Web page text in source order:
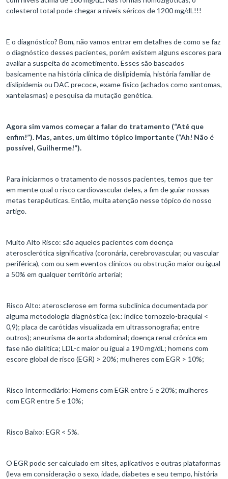
colesterol total pode chegar a níveis séricos de 1200 mg/dL!!!
E o diagnóstico? Bom, não vamos entrar em detalhes de como se faz
o diagnóstico desses pacientes, porém existem alguns escores para
avaliar a suspeita do acometimento. Esses são baseados
basicamente na história clínica de dislipidemia, história familiar de
dislipidemia ou DAC precoce, exame físico (achados como xantomas,
xantelasmas) e pesquisa da mutação genética.
Agora sim vamos começar a falar do tratamento (“Até que
enfim!”). Mas, antes, um último tópico importante (“Ah! Não é
possível, Guilherme!”).
Para iniciarmos o tratamento de nossos pacientes, temos que ter
em mente qual o risco cardiovascular deles, a fim de guiar nossas
metas terapêuticas. Então, muita atenção nesse tópico do nosso
artigo.
Muito Alto Risco: são aqueles pacientes com doença
aterosclerótica significativa (coronária, cerebrovascular, ou vascular
periférica), com ou sem eventos clínicos ou obstrução maior ou igual
a 50% em qualquer território arterial;
Risco Alto: aterosclerose em forma subclínica documentada por
alguma metodologia diagnóstica (ex.: índice tornozelo-braquial <
0,9); placa de carótidas visualizada em ultrassonografia; entre
outros); aneurisma de aorta abdominal; doença renal crônica em
fase não dialítica; LDL-c maior ou igual a 190 mg/dL; homens com
escore global de risco (EGR) > 20%; mulheres com EGR > 10%;
Risco Intermediário: Homens com EGR entre 5 e 20%; mulheres
com EGR entre 5 e 10%;
Risco Baixo: EGR < 5%.
O EGR pode ser calculado em sites, aplicativos e outras plataformas
(leva em consideração o sexo, idade, diabetes e seu tempo, história